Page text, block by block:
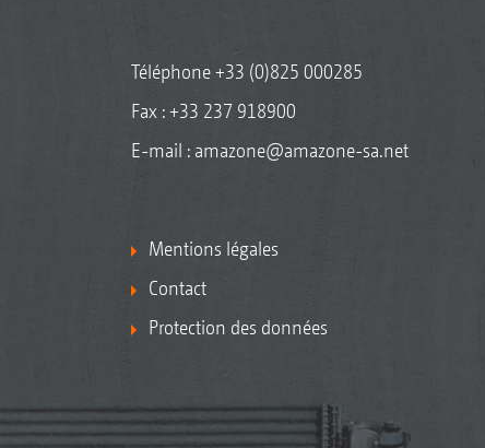
Téléphone+33 (0)825 000285
Fax : +33 237 918900
E-mail : amazone@amazone-sa.net
Mentions légales
Contact
Protection des données